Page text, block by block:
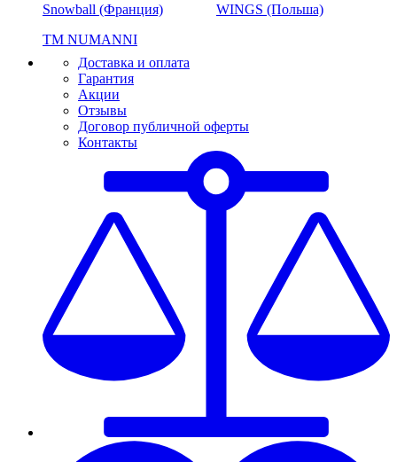
Snowball (Франция)
WINGS (Польша)
ТМ NUMANNI
Доставка и оплата
Гарантия
Акции
Отзывы
Договор публичной оферты
Контакты